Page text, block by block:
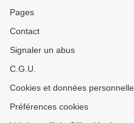
Pages
Contact
Signaler un abus
C.G.U.
Cookies et données
Préférences cookies